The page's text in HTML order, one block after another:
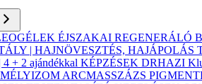
ÉJSZAKAI REGENERÁLÓ
| HAJNÖVESZTÉS, HAJÁPOLÁS
+ 2 ajándékkal KÉPZÉSEK DRHAZI
MÉLYIZOM ARCMASSZÁZS